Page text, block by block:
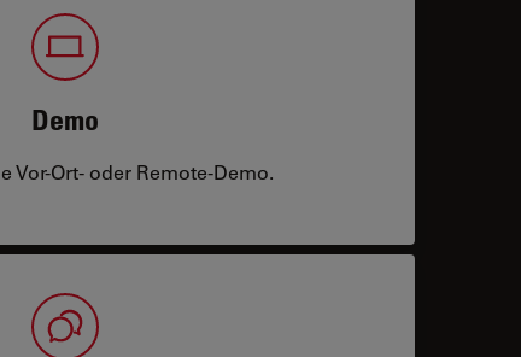
Demo
Vor-Ort- oder Remote-Demo.